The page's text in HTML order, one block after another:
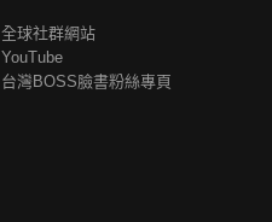
全球社群網站
YouTube
台灣BOSS臉書粉絲專頁